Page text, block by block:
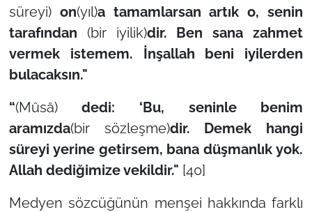
süreyi)on(yıl)a tamamlarsan artık o, senin
tarafından (bir iyilik)dir. Ben sana zahmet
vermek istemem. İnşallah beni iyilerden
bulacaksın."
“(Mûsâ)dedi: ‘Bu, seninle benim
aramızda(bir sözleşme)dir. Demek hangi
süreyi yerine getirsem, bana düşmanlık yok.
Allah dediğimize vekildir." [40]
Medyen sözcüğünün menşei hakkında farklı